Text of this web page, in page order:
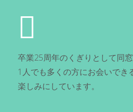
卒業25周年のくぎりとして同
1人でも多くの方にお会いでき
楽しみにしています。